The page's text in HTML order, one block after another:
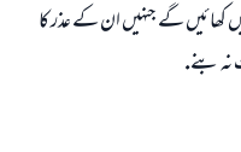
كھائيں گے جنہيں ان كے عذر كا
نہ بنے.